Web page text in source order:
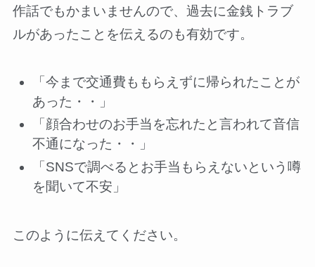
作話でもかまいませんので、過去に金銭トラブ
ルがあったことを伝えるのも有効です。
「今まで交通費ももらえずに帰られたことが
あった・・」
「顔合わせのお手当を忘れたと言われて音信
不通になった・・」
「SNSで調べるとお手当もらえないという噂
を聞いて不安」
このように伝えてください。